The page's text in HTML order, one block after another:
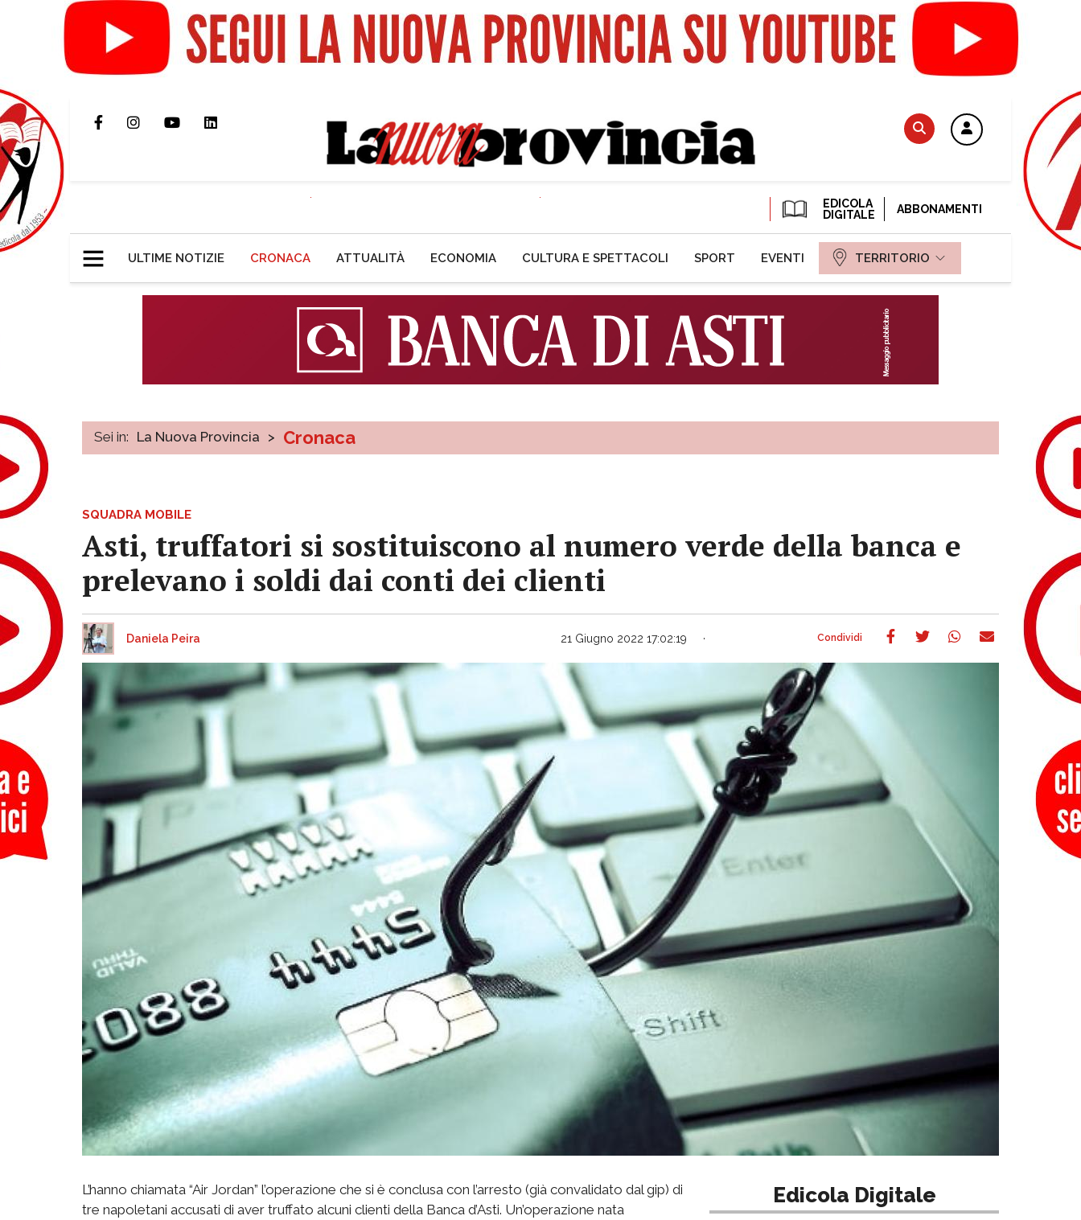
EDICOLA
DIGITALE
ABBONAMENTI
ULTIME NOTIZIE CRONACA ATTUALITÀ ECONOMIA CULTURA E SPETTACOLI SPORT EVENTI TERRITORIO
Sei in: La Nuova Provincia > Cronaca
SQUADRA MOBILE
Asti, truffatori si sostituiscono al numero verde della banca e
prelevano i soldi dai conti dei clienti
Daniela Peira 21 Giugno 2022 17:02:19
L’hanno chiamata “Air Jordan” l’operazione che si è conclusa con l’arresto (già convalidato dal gip) di
tre napoletani accusati di aver truffato alcuni clienti della Banca d’Asti. Un’operazione nata
Edicola Digitale